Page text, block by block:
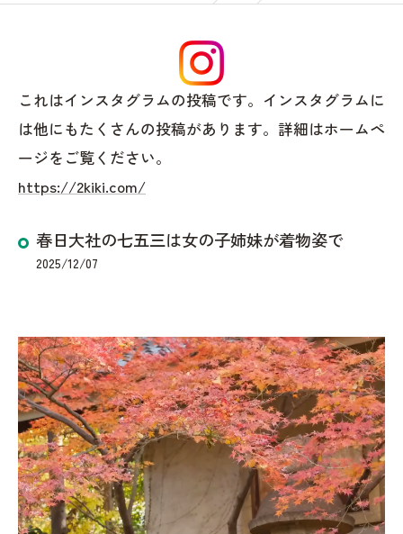
春日大社の七五三は女の子姉妹が着物姿で
2025/12/07
これはインスタグラムの投稿です。インスタグラムに
は他にもたくさんの投稿があります。詳細はホームペ
ージをご覧ください。
https://2kiki.com/